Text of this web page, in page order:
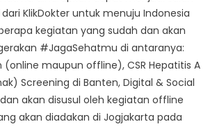
KlikDokter untuk menuju Indonesia
kegiatan yang sudah dan akan
#JagaSehatmu di antaranya:
(online maupun offline), CSR Hepatitis A
Screening di Banten, Digital & Social
akan disusul oleh kegiatan offline
akan diadakan di Jogjakarta pada